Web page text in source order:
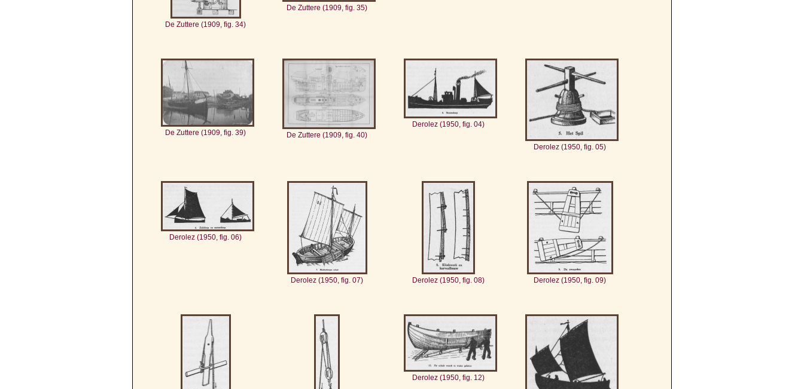
De Zuttere (1909, fig. 34)
De Zuttere (1909, fig. 35)
De Zuttere (1909, fig. 39) De Zuttere (1909, fig. 40)
Derolez (1950, fig. 04)
Derolez (1950, fig. 05)
Derolez (1950, fig. 06)
Derolez (1950, fig. 07) Derolez (1950, fig. 08) Derolez (1950, fig. 09)
Derolez (1950, fig. 12)